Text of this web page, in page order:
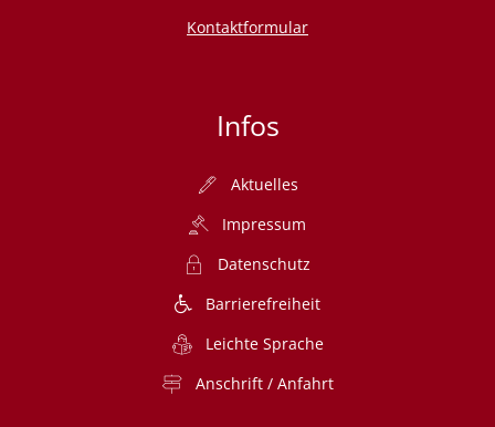
Kontaktformular
Infos
Aktuelles
Impressum
Datenschutz
Barrierefreiheit
Leichte Sprache
Anschrift / Anfahrt